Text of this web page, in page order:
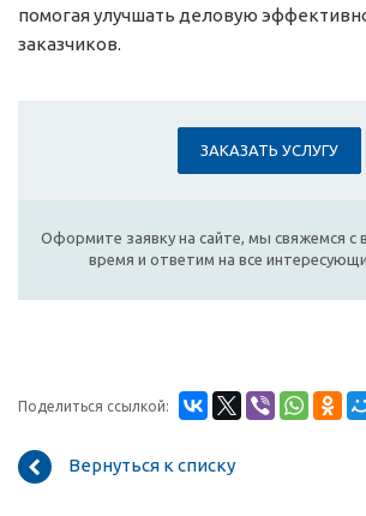
помогая улучшать деловую
заказчиков.
ЗАКАЗАТЬ УСЛУГУ
Оформите заявку на сайте, мы свяжемся с
время и ответим на все
Поделиться ссылкой:
Вернуться к списку